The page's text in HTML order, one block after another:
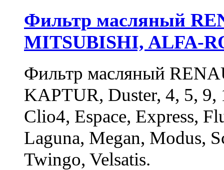
Фильтр масляный
MITSUBISHI, ALFA-
Фильтр масляный
KAPTUR, Duster, 4, 5,
Clio4, Espace, Express,
Laguna, Megan, Modus,
Twingo, Velsatis.